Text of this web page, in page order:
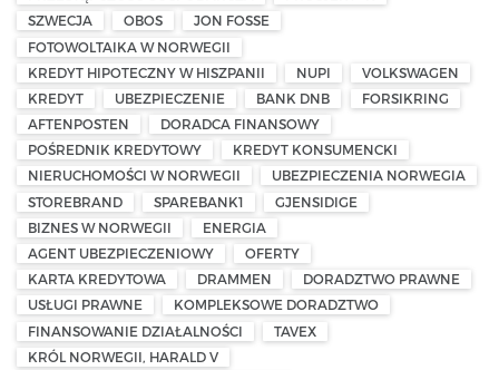
SZWECJA
OBOS
JON FOSSE
FOTOWOLTAIKA W NORWEGII
KREDYT HIPOTECZNY W HISZPANII
NUPI
VOLKSWAGEN
KREDYT
UBEZPIECZENIE BANK DNB
FORSIKRING
AFTENPOSTEN
DORADCA FINANSOWY
POŚREDNIK KREDYTOWY
KREDYT KONSUMENCKI
NIERUCHOMOŚCI W NORWEGII
UBEZPIECZENIA NORWEGIA
STOREBRAND
SPAREBANK1
GJENSIDIGE
BIZNES W NORWEGII
ENERGIA
AGENT UBEZPIECZENIOWY
OFERTY
KARTA KREDYTOWA
DRAMMEN
DORADZTWO PRAWNE
USŁUGI PRAWNE
KOMPLEKSOWE DORADZTWO
FINANSOWANIE DZIAŁALNOŚCI
TAVEX
KRÓL NORWEGII, HARALD V